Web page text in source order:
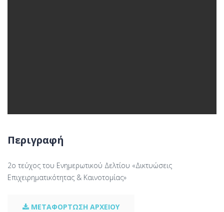
Περιγραφή
2ο τεύχος του Ενημερωτικού Δελτίου «Δικτυώσεις
Επιχειρηματικότητας & Καινοτομίας»
ΜΕΤΑΦΟΡΤΩΣΗ ΑΡΧΕΙΟΥ